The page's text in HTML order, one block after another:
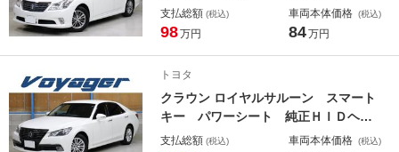
ワーシート クルーズコントロール
純正ＨＩＤヘッドランプ 純正１６イ
ｔｈ接続対応 ＥＴＣ
支払総額 (税込)
98万円
車両本体価格 (税込)
84万円
トヨタ
クラウン ロイヤルサルーン スマート
キー パワーシート 純正ＨＩＤヘッ
ドランプ ＬＥＤフォグランプ クル
支払総額 (税込) 車両本体価格 (税込)